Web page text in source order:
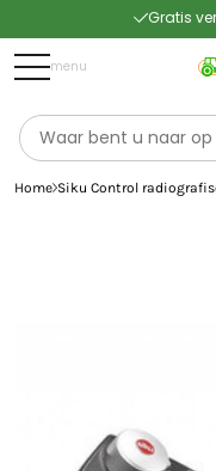
Gratis
menu
Home Siku Control